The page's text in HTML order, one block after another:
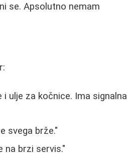
se. Apsolutno nemam
ulje za kočnice. Ima signalna
svega brže."
na brzi servis."